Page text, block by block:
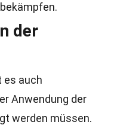
der
es auch
Anwendung der
werden müssen.